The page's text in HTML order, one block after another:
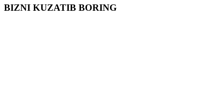
BIZNI KUZATIB BORING